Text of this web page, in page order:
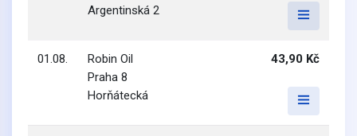
Argentinská 2
01.08.
Robin Oil
Praha 8
Horňátecká
43,90 Kč